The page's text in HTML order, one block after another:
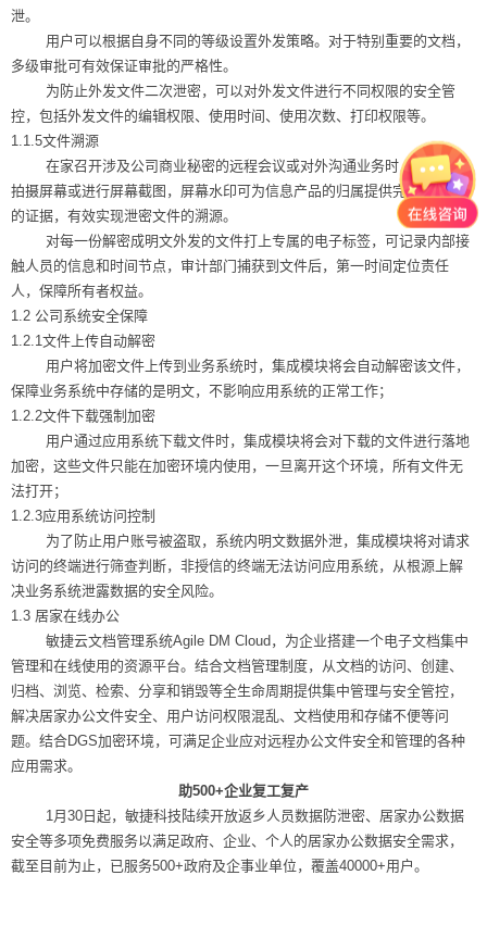
泄。
用户可以根据自身不同的等级设置外发策略。对于特别重要的文档，
多级审批可有效保证审批的严格性。
为防止外发文件二次泄密，可以对外发文件进行不同权限的安全管
控，包括外发文件的编辑权限、使用时间、使用次数、打印权限等。
1.1.5文件溯源
在家召开涉及公司商业秘密的远程会议或对外沟通业务时，若用手机
拍摄屏幕或进行屏幕截图，屏幕水印可为信息产品的归属提供完全和可靠
的证据，有效实现泄密文件的溯源。
对每一份解密成明文外发的文件打上专属的电子标签，可记录内部接
触人员的信息和时间节点，审计部门捕获到文件后，第一时间定位责任
人，保障所有者权益。
1.2 公司系统安全保障
1.2.1文件上传自动解密
用户将加密文件上传到业务系统时，集成模块将会自动解密该文件，
保障业务系统中存储的是明文，不影响应用系统的正常工作；
1.2.2文件下载强制加密
用户通过应用系统下载文件时，集成模块将会对下载的文件进行落地
加密，这些文件只能在加密环境内使用，一旦离开这个环境，所有文件无
法打开；
1.2.3应用系统访问控制
为了防止用户账号被盗取，系统内明文数据外泄，集成模块将对请求
访问的终端进行筛查判断，非授信的终端无法访问应用系统，从根源上解
决业务系统泄露数据的安全风险。
1.3 居家在线办公
敏捷云文档管理系统Agile DM Cloud ，为企业搭建一个电子文档集中
管理和在线使用的资源平台。结合文档管理制度，从文档的访问、创建、
归档、浏览、检索、分享和销毁等全生命周期提供集中管理与安全管控，
解决居家办公文件安全、用户访问权限混乱、文档使用和存储不便等问
题。结合DGS加密环境，可满足企业应对远程办公文件安全和管理的各种
应用需求。
助500+企业复工复产
1月 30 日起，敏捷科技陆续开放返乡人员数据防泄密、居家办公数据
安全等多项免费服务以满足政府、企业、个人的居家办公数据安全需求，
截至目前为止，已服务500+政府及企事业单位，覆盖40000+用户。